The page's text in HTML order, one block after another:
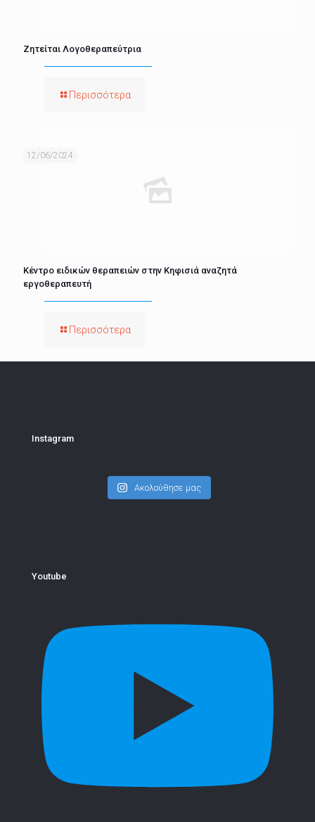
Ζητείται Λογοθεραπεύτρια
Περισσότερα
12/06/2024
Κέντρο ειδικών θεραπειών στην Κηφισιά αναζητά
εργοθεραπευτή
Περισσότερα
Instagram
Ακολούθησε μας
Youtube